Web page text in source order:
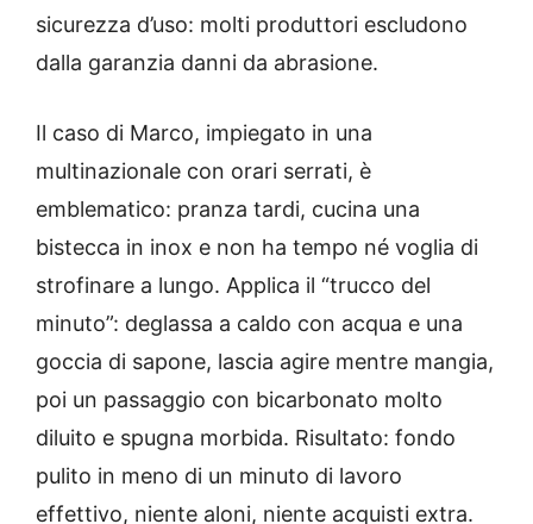
sicurezza d’uso: molti produttori escludono
dalla garanzia danni da abrasione.
Il caso di Marco, impiegato in una
multinazionale con orari serrati, è
emblematico: pranza tardi, cucina una
bistecca in inox e non ha tempo né voglia di
strofinare a lungo. Applica il “trucco del
minuto”: deglassa a caldo con acqua e una
goccia di sapone, lascia agire mentre mangia,
poi un passaggio con bicarbonato molto
diluito e spugna morbida. Risultato: fondo
pulito in meno di un minuto di lavoro
effettivo, niente aloni, niente acquisti extra.